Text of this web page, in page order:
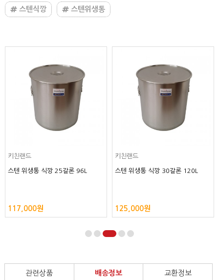
스텐식깡 스텐위생통
키친랜드
스텐 위생통 식깡 25갈론 96L
117,000원
키친랜드
스텐 위생통 식깡 30갈론 120L
125,000원
관련상품 배송정보 교환정보